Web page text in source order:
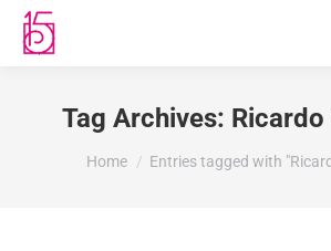
Tag Archives: Ricardo
You are here:
Home Entries tagged with